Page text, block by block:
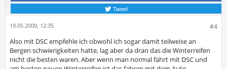
Tweet
#4
19.05.2009, 12:35
Also mit DSC empfehle ich obwohl ich sogar damit teilweise an
Bergen schwierigkeiten hatte, lag aber da dran das die Winterreifen
nicht die besten waren. Aber wenn man normal fährt mit DSC und